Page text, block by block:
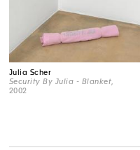
Julia Scher
Security By Julia - Blanket
2002